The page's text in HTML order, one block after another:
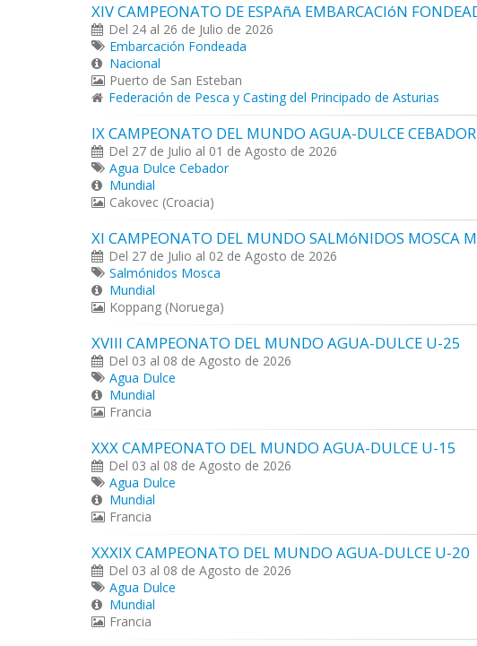
XIV CAMPEONATO DE ESPAñA EMBARCACIóN
Del 24 al 26 de Julio de 2026
Embarcación Fondeada
Nacional
Puerto de San Esteban
Federación de Pesca y Casting del Principado de Asturias
IX CAMPEONATO DEL MUNDO AGUA-DULCE
Del 27 de Julio al 01 de Agosto de 2026
Agua Dulce Cebador
Mundial
Cakovec (Croacia)
XI CAMPEONATO DEL MUNDO SALMóNIDOS MOSCA
Del 27 de Julio al 02 de Agosto de 2026
Salmónidos Mosca
Mundial
Koppang (Noruega)
XVIII CAMPEONATO DEL MUNDO AGUA-DULCE U-25
Del 03 al 08 de Agosto de 2026
Agua Dulce
Mundial
Francia
XXX CAMPEONATO DEL MUNDO AGUA-DULCE U-15
Del 03 al 08 de Agosto de 2026
Agua Dulce
Mundial
Francia
XXXIX CAMPEONATO DEL MUNDO AGUA-DULCE U-20
Del 03 al 08 de Agosto de 2026
Agua Dulce
Mundial
Francia